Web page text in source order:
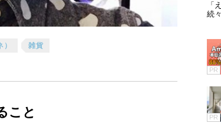
雑貨
こと
「
続
PR
PR